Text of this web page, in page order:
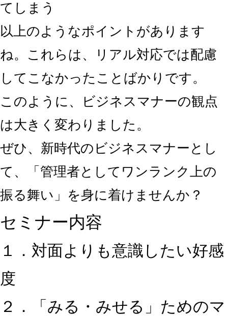
てしまう
以上のようなポイントがあります
ね。これらは、リアル対応では配慮
してこなかったことばかりです。
このように、ビジネスマナーの観点
は大きく変わりました。
ぜひ、新時代のビジネスマナーとし
て、「管理者としてワンランク上の
振る舞い」を身に着けませんか？
セミナー内容
１．対面よりも意識したい好感
度
２．「みる・みせる」ためのマ